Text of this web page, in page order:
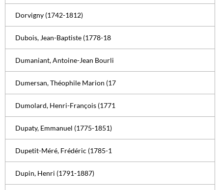
Dorvigny (1742-1812)
Dubois, Jean-Baptiste (1778-18
Dumaniant, Antoine-Jean Bourli
Dumersan, Théophile Marion (17
Dumolard, Henri-François (1771
Dupaty, Emmanuel (1775-1851)
Dupetit-Méré, Frédéric (1785-1
Dupin, Henri (1791-1887)